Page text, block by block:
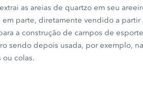
as areias de quartzo em seu
parte, diretamente vendido a partir
a construção de campos de
sendo depois usada, por exemplo,
ou colas.